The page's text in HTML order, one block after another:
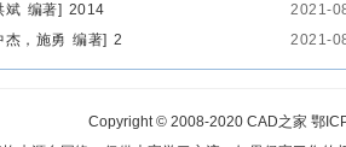
2021-
斌 编著] 2014
2021-
杰，施勇 编著] 2
Copyright © 2008-2020 CAD之家 鄂